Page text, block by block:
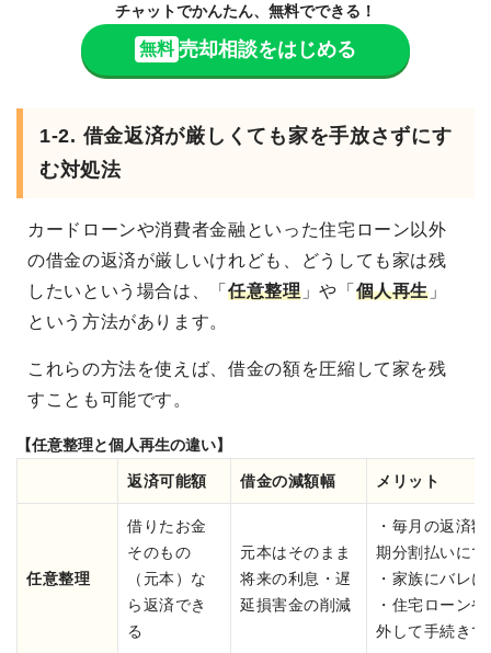
チャットでかんたん、無料でできる！
無料 売却相談をはじめる
1-2. 借金返済が厳しくても家を手放さずにす
む対処法
カードローンや消費者金融といった住宅ローン以外
の借金の返済が厳しいけれども、どうしても家は残
したいという場合は、「任意整理」や「 個人再生 」
という方法があります。
これらの方法を使えば、借金の額を圧縮して家を残
すことも可能です。
【任意整理と個人再生の違い】
返済可能額 借金の減額幅 メリット
任意整理
借りたお金
そのもの
（元本）な
ら返済でき
る
元本はそのまま
将来の利息・遅
延損害金の削減
・毎月の返済
期分割払いに
・家族にバレ
・住宅ローン
外して手続きで